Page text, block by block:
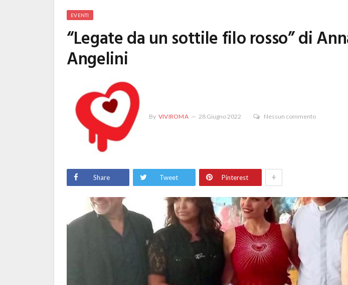
EVENTI
“Legate da un sottile filo rosso” di
Angelini
By VIVIROMA 28 Giugno 2022 Nessun commento
Share Tweet Pinterest +